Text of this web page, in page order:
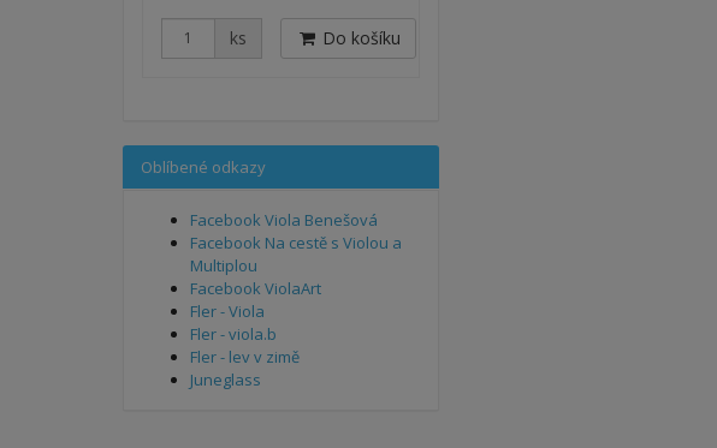
ks Do košíku
Oblíbené odkazy
Facebook Viola Benešová
Facebook Na cestě s Violou a
Multiplou
Facebook ViolaArt
Fler - Viola
Fler - viola.b
Fler - lev v zimě
Juneglass